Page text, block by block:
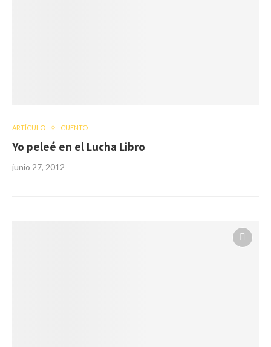
ARTÍCULO CUENTO
Yo peleé en el Lucha Libro
junio 27, 2012